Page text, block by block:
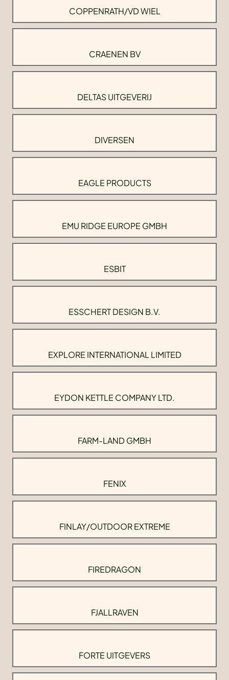
COPPENRATH/VD WIEL
CRAENEN BV
DELTAS UITGEVERIJ
DIVERSEN
EAGLE PRODUCTS
EMU RIDGE EUROPE GMBH
ESBIT
ESSCHERT DESIGN B.V.
EXPLORE INTERNATIONAL LIMITED
EYDON KETTLE COMPANY LTD.
FARM-LAND GMBH
FENIX
FINLAY/OUTDOOR EXTREME
FIREDRAGON
FJALLRAVEN
FORTE UITGEVERS